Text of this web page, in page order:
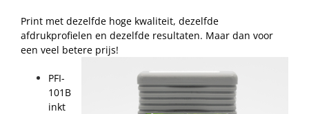
Print met dezelfde hoge kwaliteit, dezelfde
afdrukprofielen en dezelfde resultaten. Maar dan voor
een veel betere prijs!
PFI-
101B
inkt